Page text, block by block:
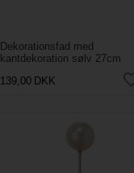
Dekorationsfad med
kantdekoration sølv 27cm
139,00 DKK